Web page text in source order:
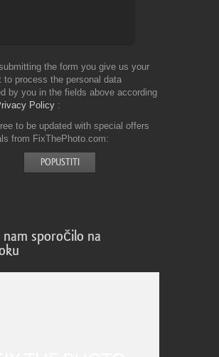
the form you give us your
to process the personal data
by you in the fields above according
Policy
to be updated with special offers
from FixThePhoto.com
nam sporočilo na